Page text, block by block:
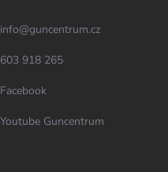
info@guncentrum.cz
603 918 265
Facebook
Youtube Guncentrum